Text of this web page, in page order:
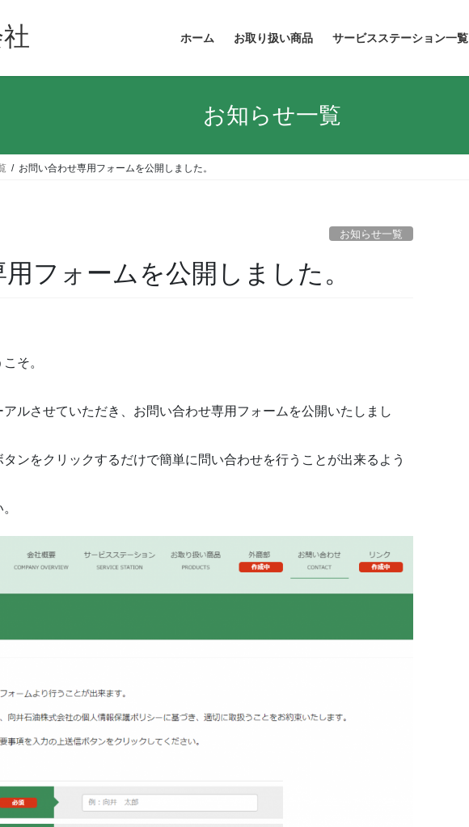
ホーム お取り扱い商品
作成中
作成中
サービスステーション一覧
お知らせ一覧
お問い合わせ専用フォームを公開しました。
お知らせ一覧
フォームを公開しました。
そ。
ルさせていただき、お問い合わせ専用フォームを公開いたしまし
ンをクリックするだけで簡単に問い合わせを行うことが出来るよう